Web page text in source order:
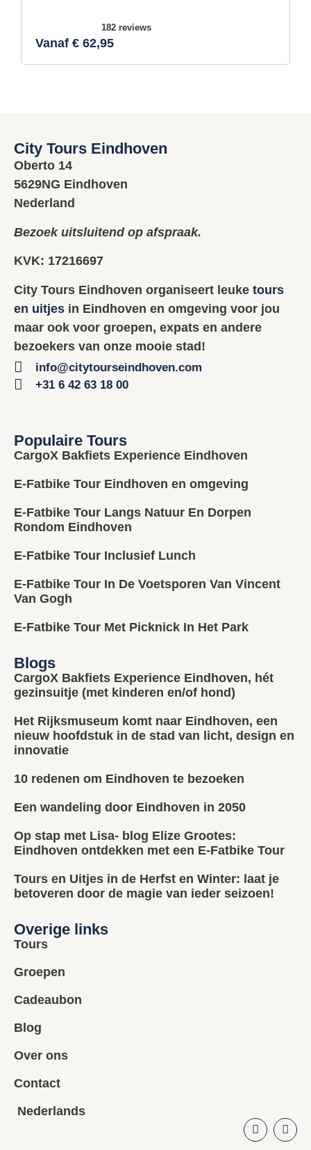
182 reviews
Vanaf € 62,95
City Tours Eindhoven
Oberto 14
5629NG Eindhoven
Nederland
Bezoek uitsluitend op afspraak.
KVK: 17216697
City Tours Eindhoven organiseert leuke tours
en uitjes in Eindhoven en omgeving voor jou
maar ook voor groepen, expats en andere
bezoekers van onze mooie stad!
info@citytourseindhoven.com
+31 6 42 63 18 00
Populaire Tours
CargoX Bakfiets Experience Eindhoven
E-Fatbike Tour Eindhoven en omgeving
E-Fatbike Tour Langs Natuur En Dorpen
Rondom Eindhoven
E-Fatbike Tour Inclusief Lunch
E-Fatbike Tour In De Voetsporen Van Vincent
Van Gogh
E-Fatbike Tour Met Picknick In Het Park
Blogs
CargoX Bakfiets Experience Eindhoven, hét
gezinsuitje (met kinderen en/of hond)
Het Rijksmuseum komt naar Eindhoven, een
nieuw hoofdstuk in de stad van licht, design en
innovatie
10 redenen om Eindhoven te bezoeken
Een wandeling door Eindhoven in 2050
Op stap met Lisa- blog Elize Grootes:
Eindhoven ontdekken met een E-Fatbike Tour
Tours en Uitjes in de Herfst en Winter: laat je
betoveren door de magie van ieder seizoen!
Overige links
Tours
Groepen
Cadeaubon
Blog
Over ons
Contact
Nederlands